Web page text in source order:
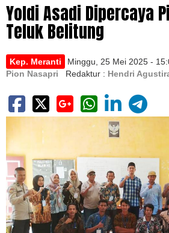
Yoldi Asadi Dipercaya
Teluk Belitung
Kep. Meranti
Minggu, 25 Mei 2025 -
Pion Nasapri
Redaktur : Hendri